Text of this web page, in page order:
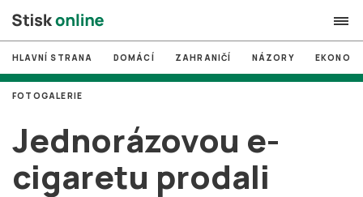
search
# MUNI
Brno
# volby
HLAVNÍ STRANA DOMÁCÍ ZAHRANIČÍ NÁZORY
Jednorázovou e-
cigaretu prodali
FOTOGALERIE